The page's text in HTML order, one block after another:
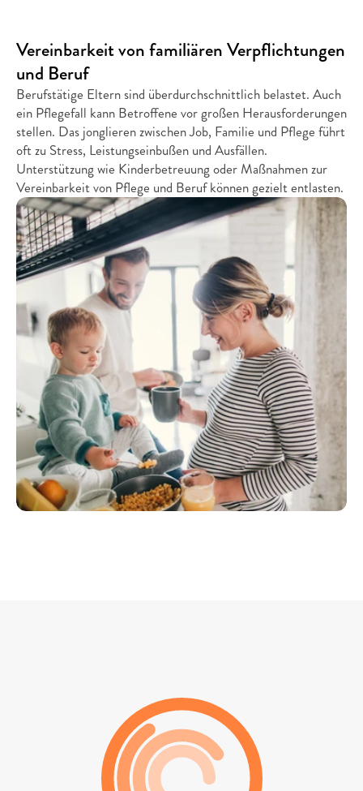
Vereinbarke﻿it von familiären Verpflichtungen
und Beruf
Berufstätige Eltern sind überdurchschnittlich belastet. Auch
ein Pflegefall kann Betroffene vor großen Herausforderungen
stellen. Das jonglieren zwischen Job, Familie und Pflege führt
oft zu Stress, Leistungseinbußen und Ausfällen.
Unterstützung wie Kinderbetreuung oder Maßnahmen zur
Vereinbarkeit von Pflege und Beruf können gezielt entlasten.